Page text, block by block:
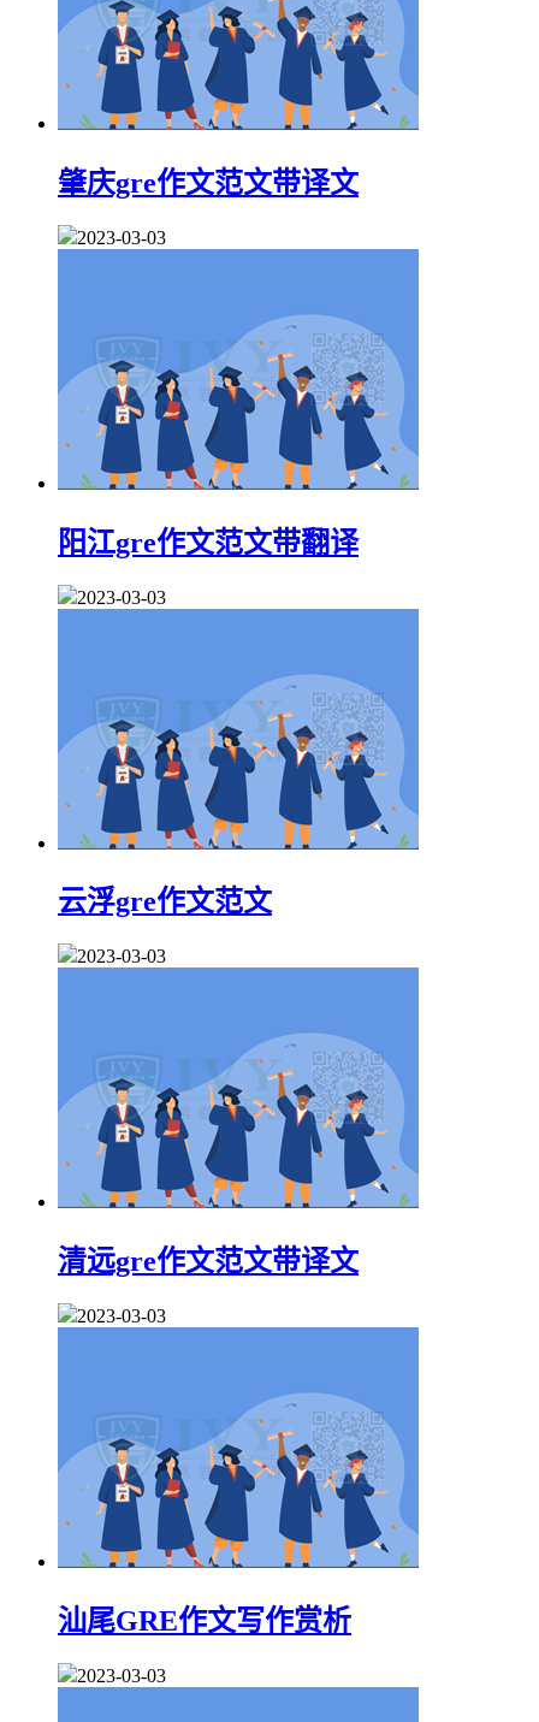
肇庆gre作文范文带译文
2023-03-03
阳江gre作文范文带翻译
2023-03-03
云浮gre作文范文
2023-03-03
清远gre作文范文带译文
2023-03-03
汕尾GRE作文写作赏析
2023-03-03